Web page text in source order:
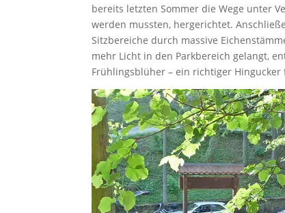
bereits letzten Sommer die Wege unter
werden mussten, hergerichtet.
Sitzbereiche durch massive
mehr Licht in den Parkbereich gelangt,
Frühlingsblüher – ein richtiger Hingucker